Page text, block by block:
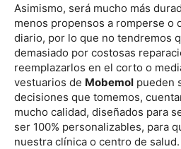
Asimismo, será mucho más
menos propensos a romperse o
diario, por lo que no tendremos
demasiado por costosas
reemplazarlos en el corto o
vestuarios de Mobemol pueden
decisiones que tomemos,
mucho calidad, diseñados para
ser 100% personalizables, para
nuestra clínica o centro de salud.